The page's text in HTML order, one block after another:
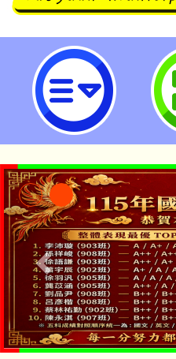
國立中央大學附
「2026春季壢
中學
「本色
場熱烈
8/21下